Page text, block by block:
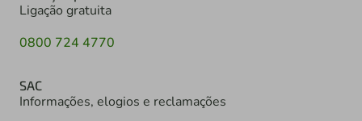
Ligação gratuita
0800 724 4770
SAC
Informações, elogios e reclamações